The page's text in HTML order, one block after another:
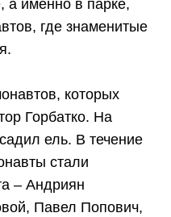
а именно в парке,
где знаменитые
которых
Горбатко. На
ель. В течение
стали
– Андриян
Павел Попович,